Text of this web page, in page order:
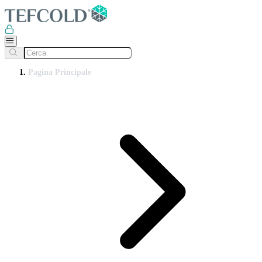
Pagina Principale